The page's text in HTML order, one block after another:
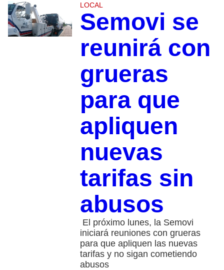
LOCAL
Semovi se
reunirá con
grueras
para que
apliquen
nuevas
tarifas sin
abusos
El próximo lunes, la Semovi
iniciará reuniones con grueras
para que apliquen las nuevas
tarifas y no sigan cometiendo
abusos